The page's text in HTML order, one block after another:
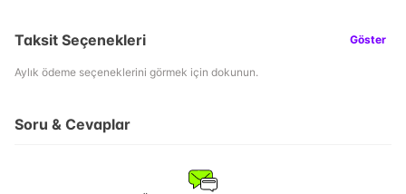
Taksit Seçenekleri Göster
Aylık ödeme seçeneklerini görmek için dokunun.
Soru & Cevaplar